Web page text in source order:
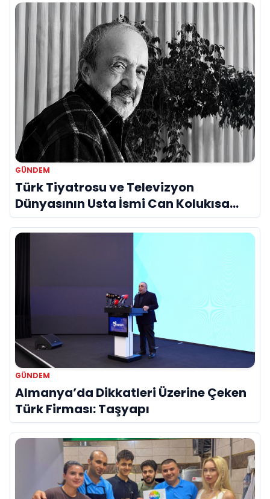
GÜNDEM
Türk Tiyatrosu ve Televizyon
Dünyasının Usta İsmi Can Kolukısa
Hayatını Kaybetti
GÜNDEM
Almanya’da Dikkatleri Üzerine Çeken
Türk Firması: Taşyapı